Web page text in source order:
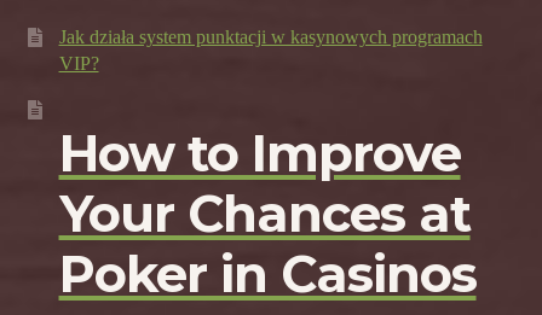
Jak działa system punktacji w kasynowych programach
VIP?
How to Improve
Your Chances at
Poker in Casinos